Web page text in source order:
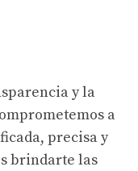
y la
a
precisa y
brindarte las